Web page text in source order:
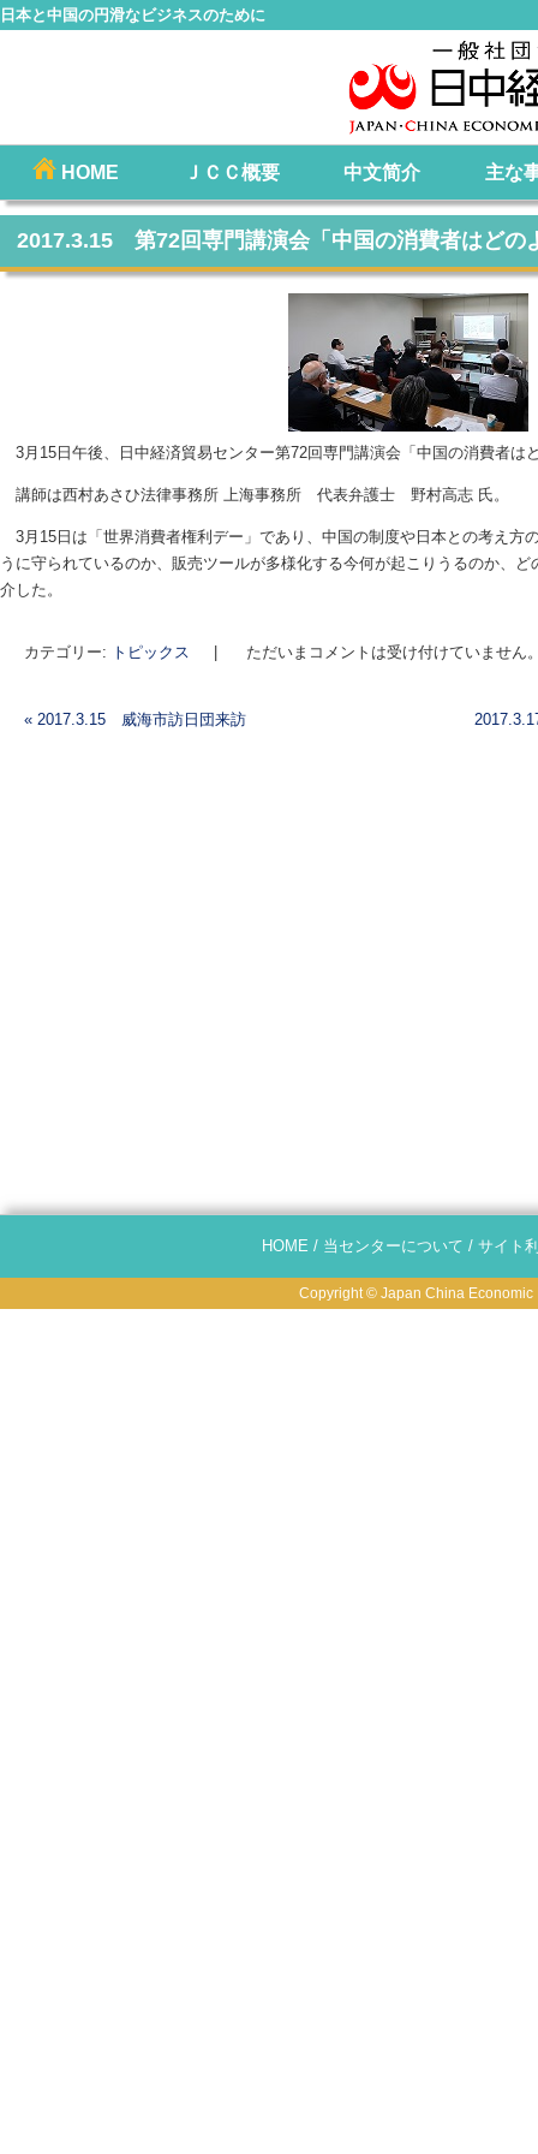
日本と中国の円滑なビジネスのために
メインメニュー
HOME ＪＣＣ概要 中文简介 主な
2017.3.15 第72回専門講演会「中国の消費者はどの
3月15日午後、日中経済貿易センター第72回専門講演会「中国の消費者は
講師は西村あさひ法律事務所 上海事務所 代表弁護士 野村高志 氏。
3月15日は「世界消費者権利デー」であり、中国の制度や日本との考え方
うに守られているのか、販売ツールが多様化する今何が起こりうるのか、
介した。
カテゴリー: トピックス | ただいまコメントは受け付けていません
« 2017.3.15 威海市訪日団来訪
HOME / 当センターについて / サイト
Copyright © Japan China